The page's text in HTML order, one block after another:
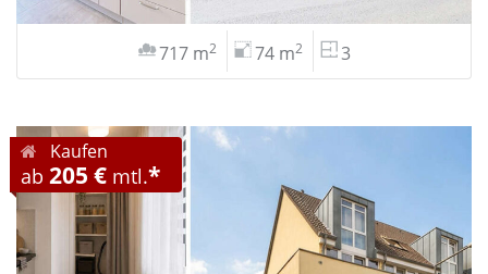
717 m2 74 m2 3
Kaufen
ab 205 € mtl.*